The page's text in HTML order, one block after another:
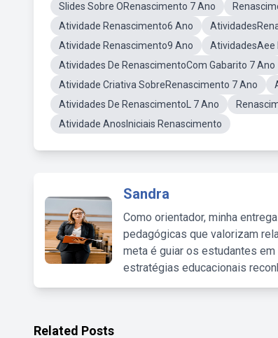
Slides Sobre ORenascimento 7 Ano
Atividade Renascimento6 Ano
Atividade Renascimento9 Ano
AtividadesAee
Atividades De RenascimentoCom Gabarito 7 Ano
Atividade Criativa SobreRenascimento 7 Ano
Atividades De RenascimentoL 7 Ano
Atividade AnosIniciais Renascimento
Sandra
Como orientador, minha
pedagógicas que valorizam
meta é guiar os estudantes
estratégias educacionais
Related Posts